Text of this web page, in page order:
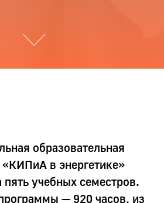
образовательная
в энергетике»
пять учебных семестров.
— 920 часов, из